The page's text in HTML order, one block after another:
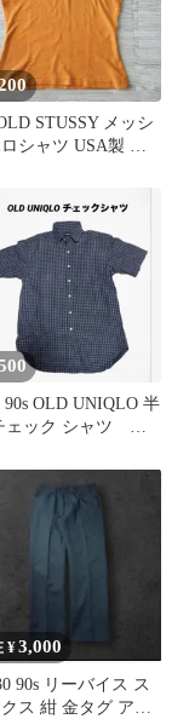
STUSSY メッシ
シャツ USA製 紺
90s OLD UNIQLO 半
ェック シャツ
¥3,000
90s リーバイス ス
ス 紺 金タグ アメ